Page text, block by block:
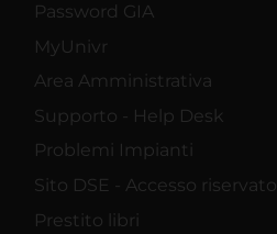
Password GIA
MyUnivr
Area Amministrativa
Supporto - Help Desk
Problemi Impianti
Sito DSE - Accesso riservato
Prestito libri